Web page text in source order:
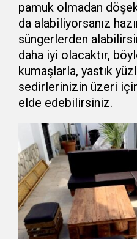
pamuk olmadan
da alabiliyorsanız
süngerlerden
daha iyi olacaktır,
kumaşlarla, yastık
sedirlerinizin üzeri
elde edebilirsiniz.